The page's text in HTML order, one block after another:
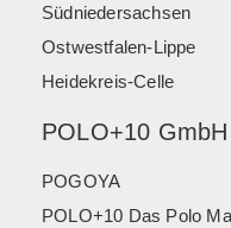
Südniedersachsen
Ostwestfalen-Lippe
Heidekreis-Celle
POLO+10 GmbH
POGOYA
POLO+10 Das Polo